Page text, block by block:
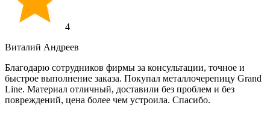
4
Виталий Андреев
Благодарю сотрудников фирмы за консультации, точное и
быстрое выполнение заказа. Покупал металлочерепицу Grand
Line. Материал отличный, доставили без проблем и без
повреждений, цена более чем устроила. Спасибо.